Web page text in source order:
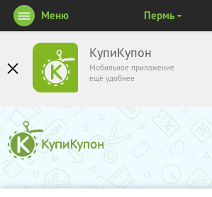
КупиКупон
Мобильное приложение
ещё удобнее
Меню Пермь